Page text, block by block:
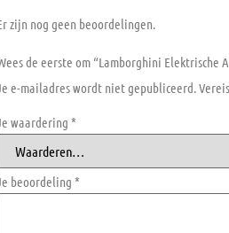
zijn nog geen beoordelingen.
de eerste om “Lamborghini Elektrische
e-mailadres wordt niet gepubliceerd.
waardering *
beoordeling *